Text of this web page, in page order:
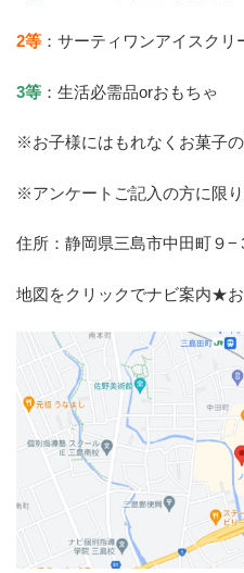
2等 ：サーティワンアイスク
3等 ：生活必需品orおもちゃ
※お子様にはもれなくお菓子
※アンケートご記入の方に限
住所：静岡県三島市中田町９
地図をクリックでナビ案内★